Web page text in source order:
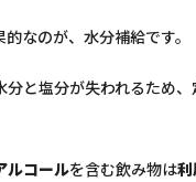
なのが、水分補給です。
と塩分が失われるため
ルコールを含む飲み物は